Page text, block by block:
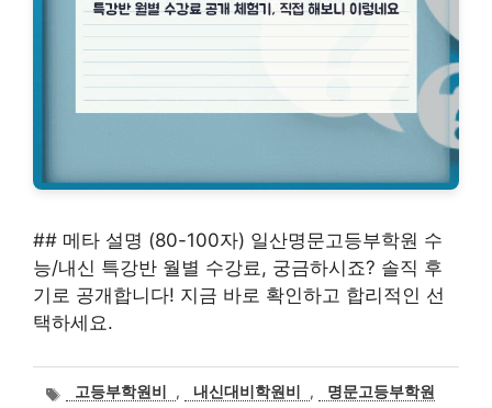
## 메타 설명 (80-100자) 일산명문고등부학원 수
능/내신 특강반 월별 수강료, 궁금하시죠? 솔직 후
기로 공개합니다! 지금 바로 확인하고 합리적인 선
택하세요.
태고등부학원비 , 내신대비학원비 ,
명문고등부학원